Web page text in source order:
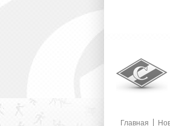
Главная